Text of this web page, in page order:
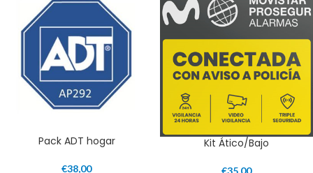
Pack ADT hogar
€38,00
Kit Ático/Bajo
€35,00